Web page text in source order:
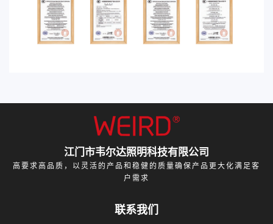
江门市韦尔达照明科技有限公司
高要求高品质，以灵活的产品和稳健的质量确保产品更大化满足客
户需求
联系我们